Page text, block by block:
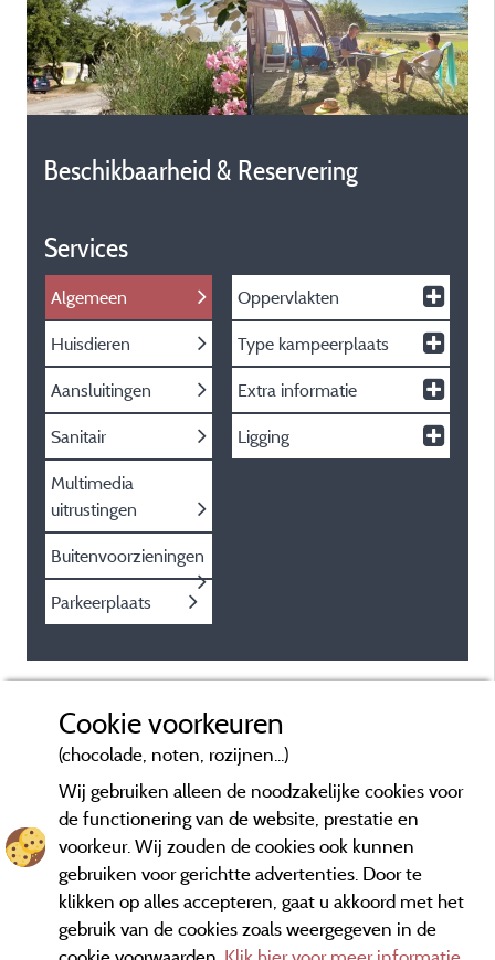
Beschikbaarheid & Reservering
Services
Algemeen
Huisdieren
Aansluitingen
Sanitair
Multimedia
uitrustingen
Buitenvoorzieningen
Parkeerplaats
Oppervlakten
Type kampeerplaats
Extra informatie
Ligging
Cookie voorkeuren
(chocolade, noten, rozijnen...)
Wij gebruiken alleen de noodzakelijke cookies voor
de functionering van de website, prestatie en
voorkeur. Wij zouden de cookies ook kunnen
gebruiken voor gerichtte advertenties. Door te
klikken op alles accepteren, gaat u akkoord met het
gebruik van de cookies zoals weergegeven in de